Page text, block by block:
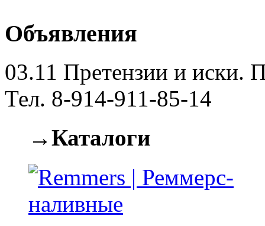
Объявления
03.11 Претензии и иски.
Тел. 8-914-911-85-14
→Каталоги